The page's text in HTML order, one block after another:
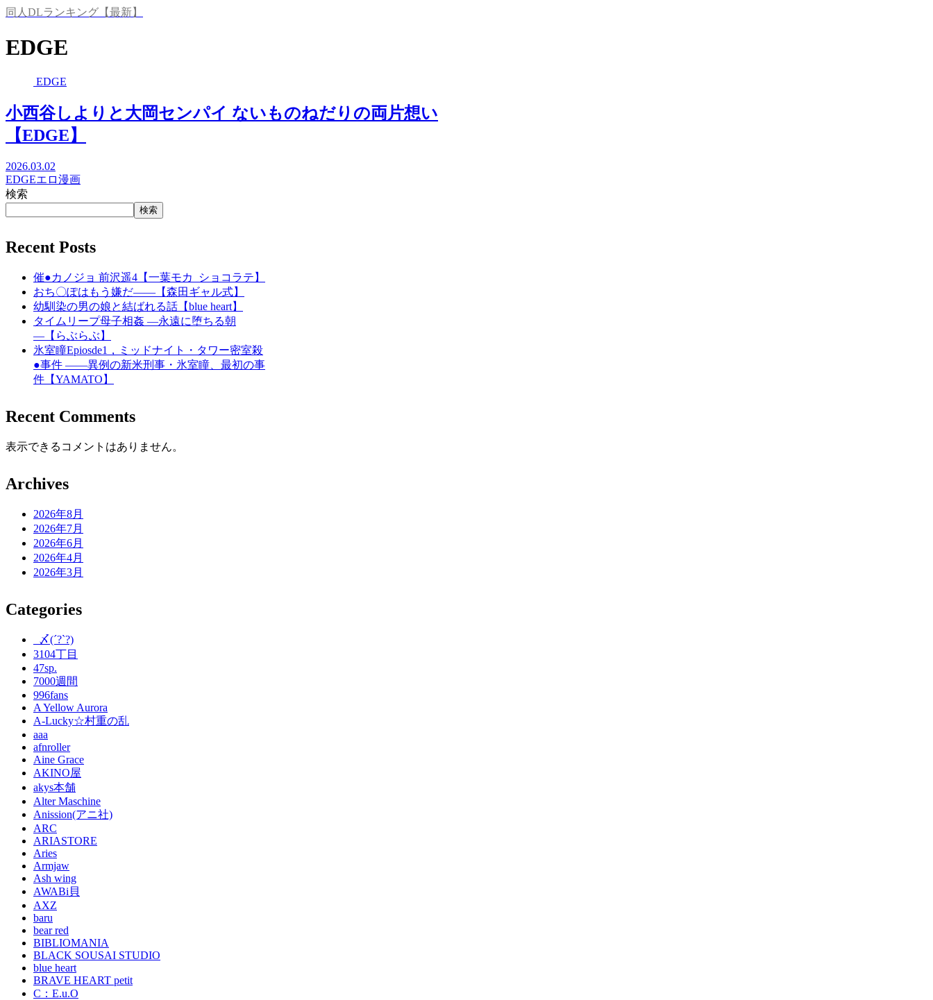
同人DLランキング【最新】
EDGE
EDGE
小西谷しよりと大岡センパイ ないものねだりの両片想い
【EDGE】
2026.03.02
EDGEエロ漫画
検索
検索
Recent Posts
催●カノジョ 前沢遥4【一葉モカ_ショコラテ】
おち〇ぽはもう嫌だ――【森田ギャル式】
幼馴染の男の娘と結ばれる話【blue heart】
タイムリープ母子相姦 ―永遠に堕ちる朝
―【らぶらぶ】
氷室瞳Epiosde1，ミッドナイト・タワー密室殺
●事件 ――異例の新米刑事・氷室瞳、最初の事
件【YAMATO】
Recent Comments
表示できるコメントはありません。
Archives
2026年8月
2026年7月
2026年6月
2026年4月
2026年3月
Categories
_〆(´?`?)
3104丁目
47sp.
7000週間
996fans
A Yellow Aurora
A-Lucky☆村重の乱
aaa
afnroller
Aine Grace
AKINO屋
akys本舗
Alter Maschine
Anission(アニ社)
ARC
ARIASTORE
Aries
Armjaw
Ash wing
AWABi貝
AXZ
baru
bear red
BIBLIOMANIA
BLACK SOUSAI STUDIO
blue heart
BRAVE HEART petit
C：E.u.O